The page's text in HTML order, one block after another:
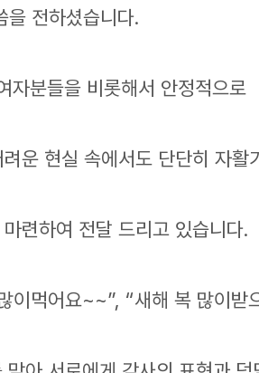
을 전하셨습니다.
분들을 비롯해서 안정적으로
운 현실 속에서도 단단히 자활
련하여 전달 드리고 있습니다.
이먹어요~~”, “새해 복 많이받